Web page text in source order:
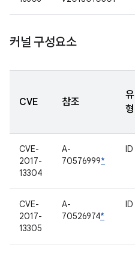
커널 구성요소
CVE 참조
유
형
CVE-
2017-
13304
A-
70576999*
ID
CVE-
2017-
13305
A-
70526974*
ID